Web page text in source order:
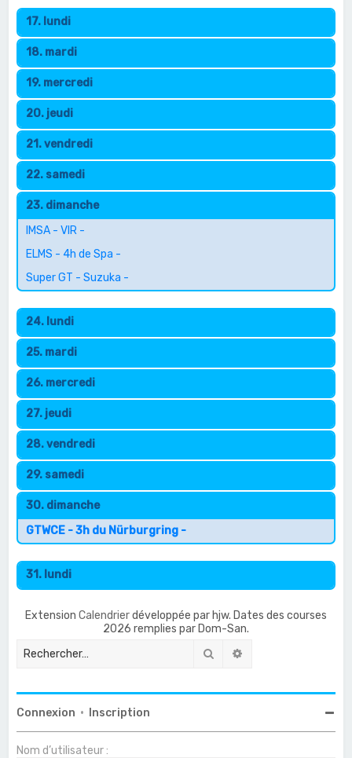
17. lundi
18. mardi
19. mercredi
20. jeudi
21. vendredi
22. samedi
23. dimanche
IMSA - VIR -
ELMS - 4h de Spa -
Super GT - Suzuka -
24. lundi
25. mardi
26. mercredi
27. jeudi
28. vendredi
29. samedi
30. dimanche
GTWCE - 3h du Nürburgring -
31. lundi
Extension Calendrierdéveloppée par hjw. Dates des courses
2026 remplies par Dom-San.
Rechercher
Connexion • Inscription
Nom d’utilisateur :